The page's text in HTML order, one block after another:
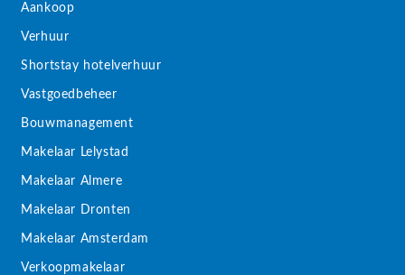
Aankoop
Verhuur
Shortstay hotelverhuur
Vastgoedbeheer
Bouwmanagement
Makelaar Lelystad
Makelaar Almere
Makelaar Dronten
Makelaar Amsterdam
Verkoopmakelaar